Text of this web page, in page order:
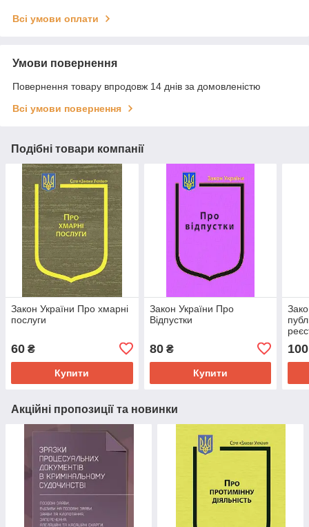
Всі умови оплати
Умови повернення
Повернення товару впродовж 14 днів за домовленістю
Всі умови повернення
Подібні товари компанії
Закон України Про хмарні
послуги
60 ₴
Купити
Закон України Про
Відпустки
80₴
Купити
100
Акційні пропозиції та новинки